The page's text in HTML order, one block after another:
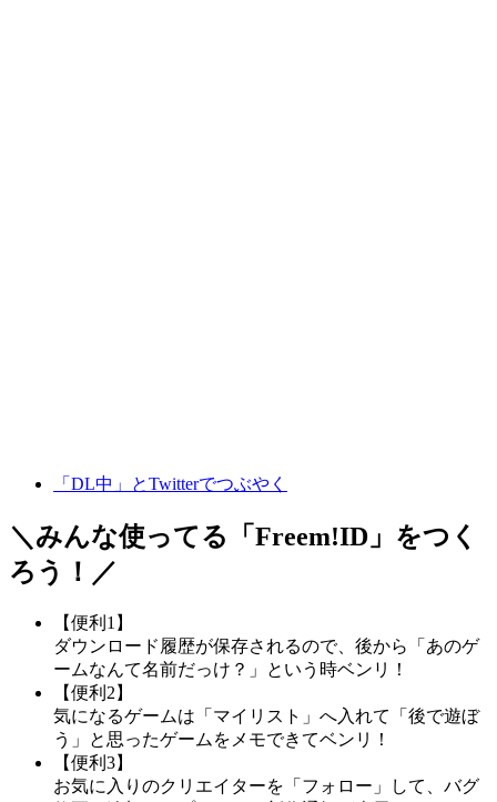
「DL中」とTwitterでつぶやく
＼みんな使ってる「 Freem!ID 」をつく
ろう！／
【便利1】
ダウンロード履歴が保存されるので、後から「あのゲ
ームなんて名前だっけ？」という時ベンリ！
【便利2】
気になるゲームは「マイリスト」へ入れて「後で遊ぼ
う」と思ったゲームをメモできてベンリ！
【便利3】
お気に入りのクリエイターを「フォロー」して、バグ